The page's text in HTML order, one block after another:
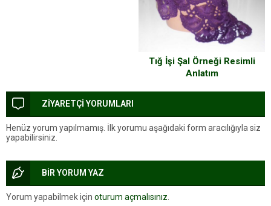
Tığ İşi Şal Örneği Resimli
Anlatım
ZİYARETÇİ YORUMLARI
Henüz yorum yapılmamış. İlk yorumu aşağıdaki form aracılığıyla siz
yapabilirsiniz.
BİR YORUM YAZ
Yorum yapabilmek için oturum açmalısınız